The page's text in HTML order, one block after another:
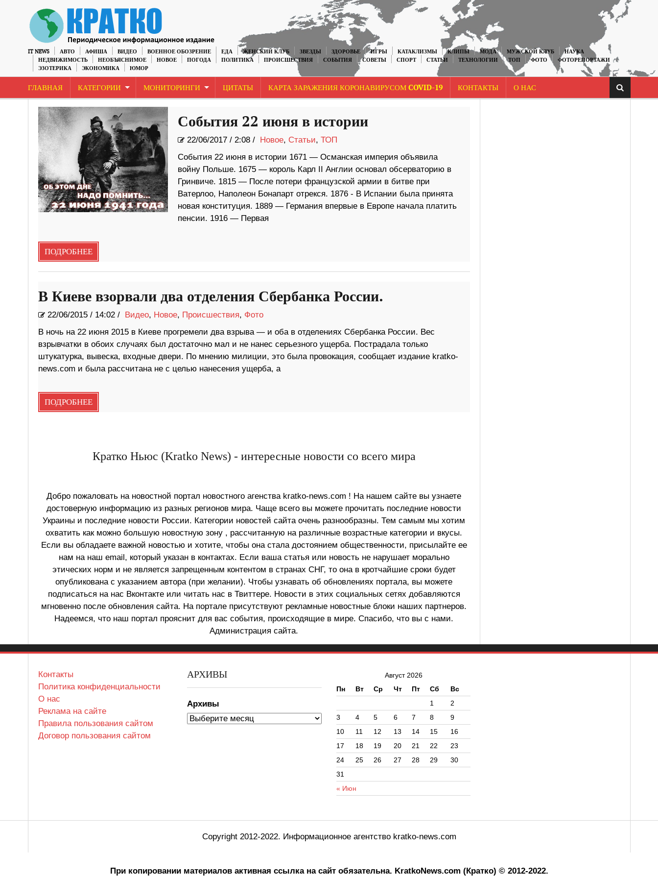
IT NEWS АВТО АФИША ВИДЕО ВОЕННОЕ ОБОЗРЕНИЕ ЕДА ЖЕНСКИЙ КЛУБ ЗВЕЗДЫ ЗДОРОВЬЕ ИГРЫ КАТАКЛИЗМЫ КЛИПЫ МОДА МУЖСКОЙ КЛУБ
НАУКА
НЕДВИЖИМОСТЬ
НЕОБЪЯСНИМОЕ НОВОЕ ПОГОДА ПОЛИТИКА ПРОИСШЕСТВИЯ СОБЫТИЯ СОВЕТЫ СПОРТ СТАТЬИ ТЕХНОЛОГИИ ТОП ФОТО
ФОТОРЕПОРТАЖИ
ЭЗОТЕРИКА
ЭКОНОМИКА ЮМОР
ГЛАВНАЯ КАТЕГОРИИ МОНИТОРИНГИ ЦИТАТЫ КАРТА ЗАРАЖЕНИЯ КОРОНАВИРУСОМ COVID-19 КОНТАКТЫ О НАС
События 22 июня в истории
22/06/2017/ 2:08 / Новое, Статьи, ТОП
События 22 июня в истории 1671 — Османская империя объявила
войну Польше. 1675 — король Карл II Англии основал обсерваторию в
Гринвиче. 1815 — После потери французской армии в битве при
Ватерлоо, Наполеон Бонапарт отрекся. 1876 ​​- В Испании была принята
новая конституция. 1889 — Германия впервые в Европе начала платить
пенсии. 1916 — Первая
ПОДРОБНЕЕ
В Киеве взорвали два отделения Сбербанка России.
22/06/2015/ 14:02 / Видео, Новое, Происшествия, Фото
В ночь на 22 июня 2015 в Киеве прогремели два взрыва — и оба в отделениях Сбербанка России. Вес
взрывчатки в обоих случаях был достаточно мал и не нанес серьезного ущерба. Пострадала только
штукатурка, вывеска, входные двери. По мнению милиции, это была провокация, сообщает издание kratko-
news.com и была рассчитана не с целью нанесения ущерба, а
ПОДРОБНЕЕ
Кратко Ньюс (Kratko News) - интересные новости со всего мира
Добро пожаловать на новостной портал новостного агенства kratko-news.com ! На нашем сайте вы узнаете
достоверную информацию из разных регионов мира. Чаще всего вы можете прочитать последние новости
Украины и последние новости России. Категории новостей сайта очень разнообразны. Тем самым мы хотим
охватить как можно большую новостную зону , рассчитанную на различные возрастные категории и вкусы.
Если вы обладаете важной новостью и хотите, чтобы она стала достоянием общественности, присылайте ее
нам на наш email, который указан в контактах. Если ваша статья или новость не нарушает морально
этических норм и не является запрещенным контентом в странах СНГ, то она в кротчайшие сроки будет
опубликована с указанием автора (при желании). Чтобы узнавать об обновлениях портала, вы можете
подписаться на нас Вконтакте или читать нас в Твиттере. Новости в этих социальных сетях добавляются
мгновенно после обновления сайта. На портале присутствуют рекламные новостные блоки наших партнеров.
Надеемся, что наш портал прояснит для вас события, происходящие в мире. Спасибо, что вы с нами.
Администрация сайта.
Контакты
Политика конфиденциальности
О нас
Реклама на сайте
Правила пользования сайтом
Договор пользования сайтом
АРХИВЫ
Архивы
Август 2026
Пн
Вт Ср Чт Пт Сб Вс
« Июн
1
2
3
4 5 6 7 8
9
10
11 12 13 14 15
16
17
18 19 20 21 22
23
24
25 26 27 28 29
30
31
Copyright 2012-2022. Информационное агентство kratko-news.com
При копировании материалов активная ссылка на сайт обязательна. KratkoNews.com (Кратко) © 2012-2022.